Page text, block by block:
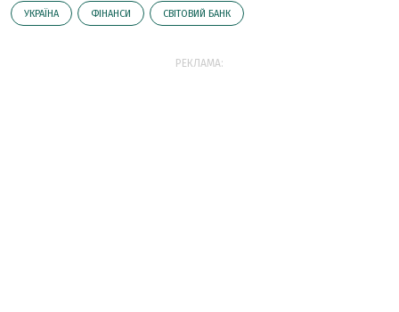
УКРАЇНА ФІНАНСИ СВІТОВИЙ БАНК
РЕКЛАМА: